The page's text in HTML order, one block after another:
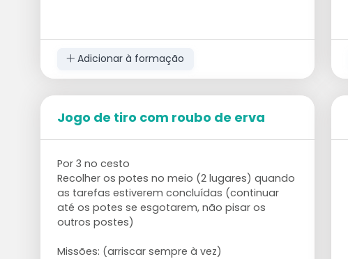
Adicionar à formação
Jogo de tiro com roubo de erva
Por 3 no cesto
Recolher os potes no meio (2 lugares) quando
as tarefas estiverem concluídas (continuar
até os potes se esgotarem, não pisar os
outros postes)
Missões: (arriscar sempre à vez)